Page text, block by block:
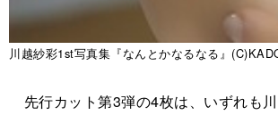
川越紗彩1st写真集『なんとかなるなる』
先行カット第3弾の4枚は、いずれも